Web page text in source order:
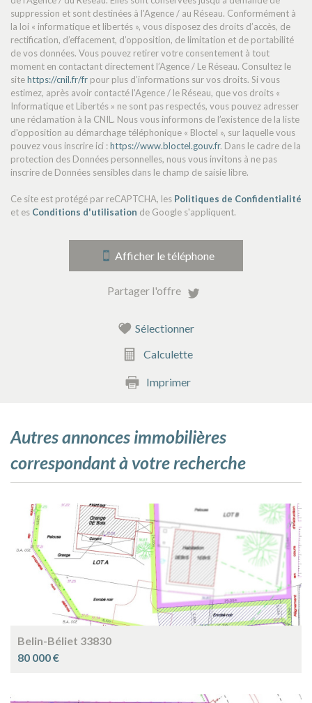
Habitants de moins de 25 ans
29,22 %
Habitants de 25 à 55 ans
43,17 %
Habitants de plus de 55 ans
27,61 %
Nombre d'enfants par famille
0,95
Familles sans enfant
44,48 %
Familles avec 1 ou 2 enfants
48,83 %
Maisons
99,52 %
Appartements
0,48 %
suppression et sont destinées à l'Agence / au Réseau. Conformément à
la loi « informatique et libertés », vous disposez des droits d’accès, de
rectification, d’effacement, d’opposition, de limitation et de portabilité
de vos données. Vous pouvez retirer votre consentement à tout
moment en contactant directement l’Agence / Le Réseau. Consultez le
sitehttps://cnil.fr/fr pour plus d’informations sur vos droits. Si vous
estimez, après avoir contacté l'Agence / le Réseau, que vos droits «
Informatique et Libertés » ne sont pas respectés, vous pouvez adresser
une réclamation à la CNIL. Nous vous informons de l’existence de la liste
d'opposition au démarchage téléphonique « Bloctel », sur laquelle vous
pouvez vous inscrire ici :https://www.bloctel.gouv.fr. Dans le cadre de la
protection des Données personnelles, nous vous invitons à ne pas
inscrire de Données sensibles dans le champ de saisie libre.
Ce site est protégé par reCAPTCHA, les Politiques de Confidentialité
et es Conditions d'utilisation de Google s'appliquent.
Afficher le téléphone
Partager l'offre
Sélectionner
Calculette
Imprimer
autres annonces immobilières
correspondant à votre recherche
Belin-Béliet 33830
80 000 €